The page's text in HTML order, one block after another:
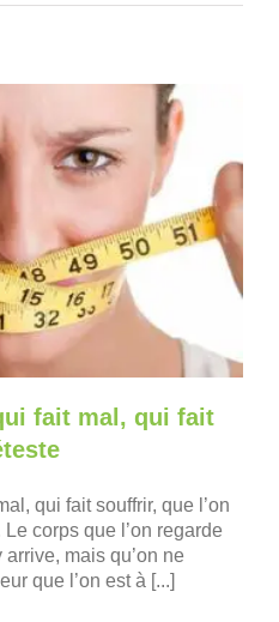
fait mal, qui fait
qui fait souffrir, que l’on
corps que l’on regarde
mais qu’on ne
que l’on est à [...]